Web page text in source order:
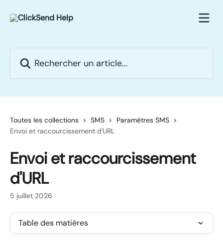
Toutes les collections SMS
Paramètres SMS
Envoi et raccourcissement d'URL
Envoi et raccourcissement
d'URL
5 juillet 2026
Table des matières